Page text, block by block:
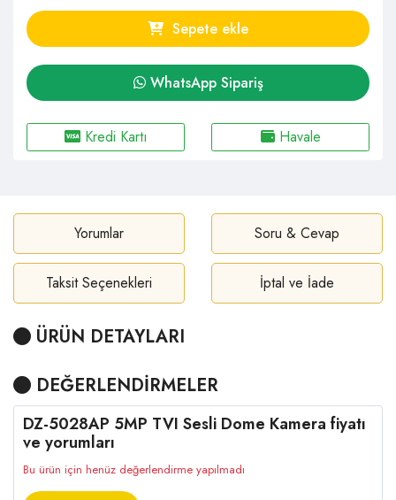
Sepete ekle
WhatsApp Sipariş
Kredi Kartı Havale
Yorumlar Soru & Cevap
Taksit Seçenekleri İptal ve İade
ÜRÜN DETAYLARI
DEĞERLENDİRMELER
DZ-5028AP 5MP TVI Sesli Dome Kamera fiyatı
ve yorumları
Bu ürün için henüz değerlendirme yapılmadı